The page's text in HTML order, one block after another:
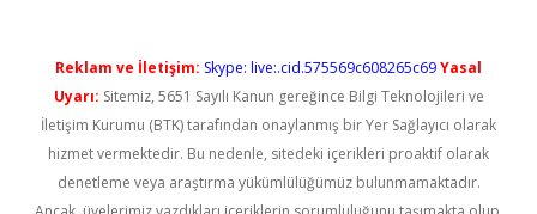
Reklam ve İletişim: Skype: live:.cid.575569c608265c69Yasal
Uyarı: Sitemiz, 5651 Sayılı Kanun gereğince Bilgi Teknolojileri ve
İletişim Kurumu (BTK) tarafından onaylanmış bir Yer Sağlayıcı olarak
hizmet vermektedir. Bu nedenle, sitedeki içerikleri proaktif olarak
denetleme veya araştırma yükümlülüğümüz bulunmamaktadır.